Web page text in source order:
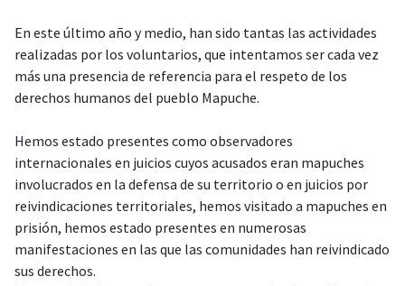
En este último año y medio, han sido tantas las actividades
realizadas por los voluntarios, que intentamos ser cada vez
más una presencia de referencia para el respeto de los
derechos humanos del pueblo Mapuche.
Hemos estado presentes como observadores
internacionales en juicios cuyos acusados eran mapuches
involucrados en la defensa de su territorio o en juicios por
reivindicaciones territoriales, hemos visitado a mapuches en
prisión, hemos estado presentes en numerosas
manifestaciones en las que las comunidades han reivindicado
sus derechos.